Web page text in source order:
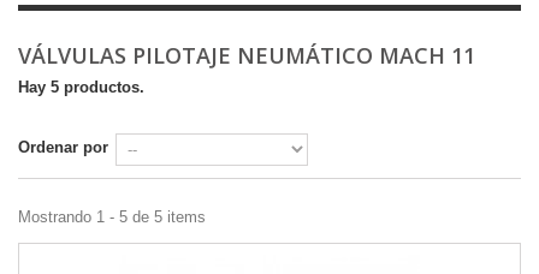
VÁLVULAS PILOTAJE NEUMÁTICO MACH 11
Hay 5 productos.
Ordenar por
Mostrando 1 - 5 de 5 items